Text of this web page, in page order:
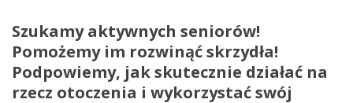
Szukamy aktywnych seniorów!
Pomożemy im rozwinąć skrzydła!
Podpowiemy, jak skutecznie działać na
rzecz otoczenia i wykorzystać swój